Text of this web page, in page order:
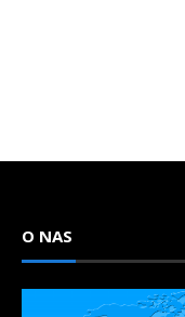
O NAS